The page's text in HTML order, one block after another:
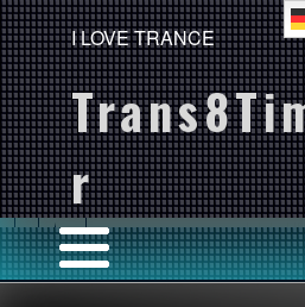
I LOVE TRANCE
r